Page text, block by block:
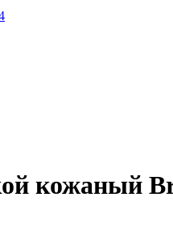
кожаный